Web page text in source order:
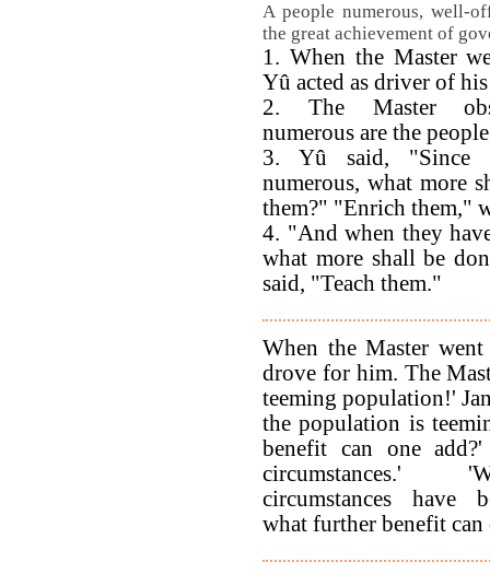
A people numerous, well-
the great achievement of
1. When the Master
Yû acted as driver of
2. The Master
numerous are the
3. Yû said, "Since
numerous, what more
them?" "Enrich them,"
4. "And when they
what more shall be
said, "Teach them."
When the Master
drove for him. The
teeming population!'
the population is
benefit can one
circumstances.'
circumstances have
what further benefit can